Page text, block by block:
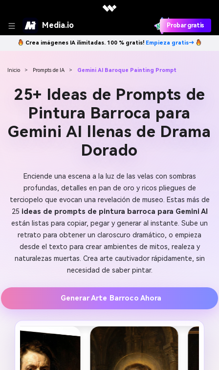
Media.io Probar gratis
Crea imágenes IA ilimitadas. 100 % gratis! Empieza gratis→
Inicio > Prompts de IA > Gemini AI Baroque Painting Prompt
25+ Ideas de Prompts de
Pintura Barroca para
Gemini AI llenas de Drama
Dorado
Enciende una escena a la luz de las velas con sombras
profundas, detalles en pan de oro y ricos pliegues de
terciopelo que evocan una revelación de museo. Estas más de
25 ideas de prompts de pintura barroca para Gemini AI
están listas para copiar, pegar y generar al instante. Sube un
retrato para obtener un claroscuro dramático, o empieza
desde el texto para crear ambientes de mitos, realeza y
naturalezas muertas. Crea arte cautivador rápidamente, sin
necesidad de saber pintar.
Generar Arte Barroco Ahora